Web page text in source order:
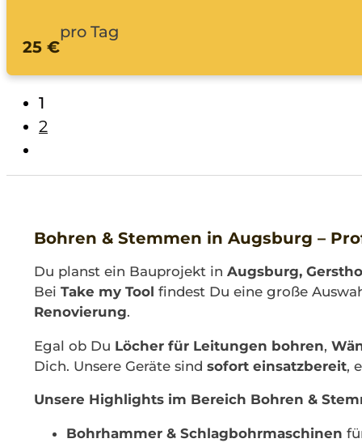
25 €
pro Tag
1
2
Bohren & Stemmen in Augsburg –
Du planst ein Bauprojekt in Augsburg,
Bei Take my Tool findest Du eine große
Renovierung.
Egal ob Du Löcher für Leitungen bohren,
Dich. Unsere Geräte sind sofort einsatzbereit,
Unsere Highlights im Bereich Bohren &
Bohrhammer & Schlagbohrmaschinen